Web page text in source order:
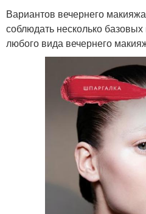
Вариантов вечернего
соблюдать несколько
любого вида вечернего